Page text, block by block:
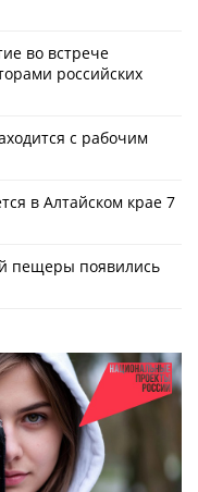
во встрече
российских
с рабочим
в Алтайском крае 7
пещеры появились